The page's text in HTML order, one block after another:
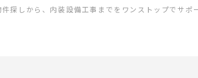
探しから、内装設備工事までをワンストップでサポ